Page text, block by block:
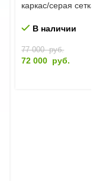
каркас/серая сетка
В наличии
77 000руб.
72 000 руб.